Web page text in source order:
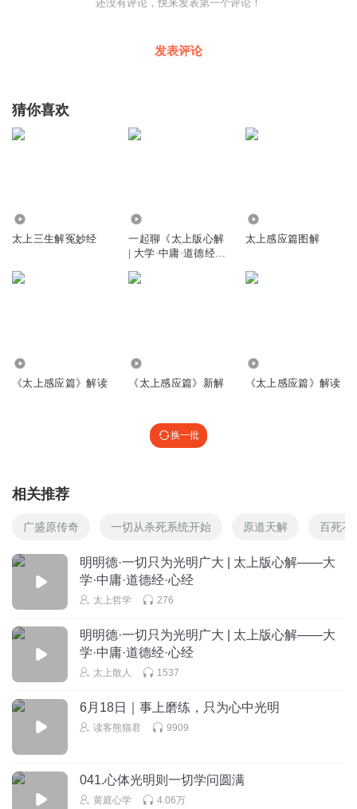
还没有评论，快来发表第一个评论！
发表评论
猜你喜欢
太上三生解冤妙经
一起聊《太上版心解
| 大学·中庸·道德经·
太上感应篇图解
《太上感应篇》解读 《太上感应篇》新解 《太上感应篇》解读
换一批
相关推荐
广盛原传奇 一切从杀死系统开始 原道天解 百死不
明明德·一切只为光明广大 | 太上版心解——大
学·中庸·道德经·心经
太上哲学 276
明明德·一切只为光明广大 | 太上版心解——大
学·中庸·道德经·心经
太上散人 1537
6月18日｜事上磨练，只为心中光明
读客熊猫君 9909
041.心体光明则一切学问圆满
黄庭心学 4.06万